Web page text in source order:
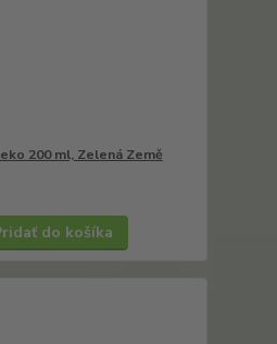
200 ml, Zelená Země
do košíka